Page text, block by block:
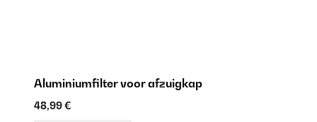
Aluminiumfilter voor afzuigkap
48,99 €